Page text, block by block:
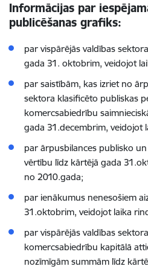
Informācijas par
publicēšanas grafiks:
par vispārējās valdības
gada 31. oktobrim, veidojot
par saistībām, kas izriet no
sektora klasificēto publiskas
komercsabiedrību
gada 31.decembrim, veidojot
par ārpusbilances publisko
vērtību līdz kārtējā gada
no 2010.gada;
par ienākumus nenesošiem
31.oktobrim, veidojot laika
par vispārējās valdības
komercsabiedrību kapitālā
nozīmīgām summām līdz